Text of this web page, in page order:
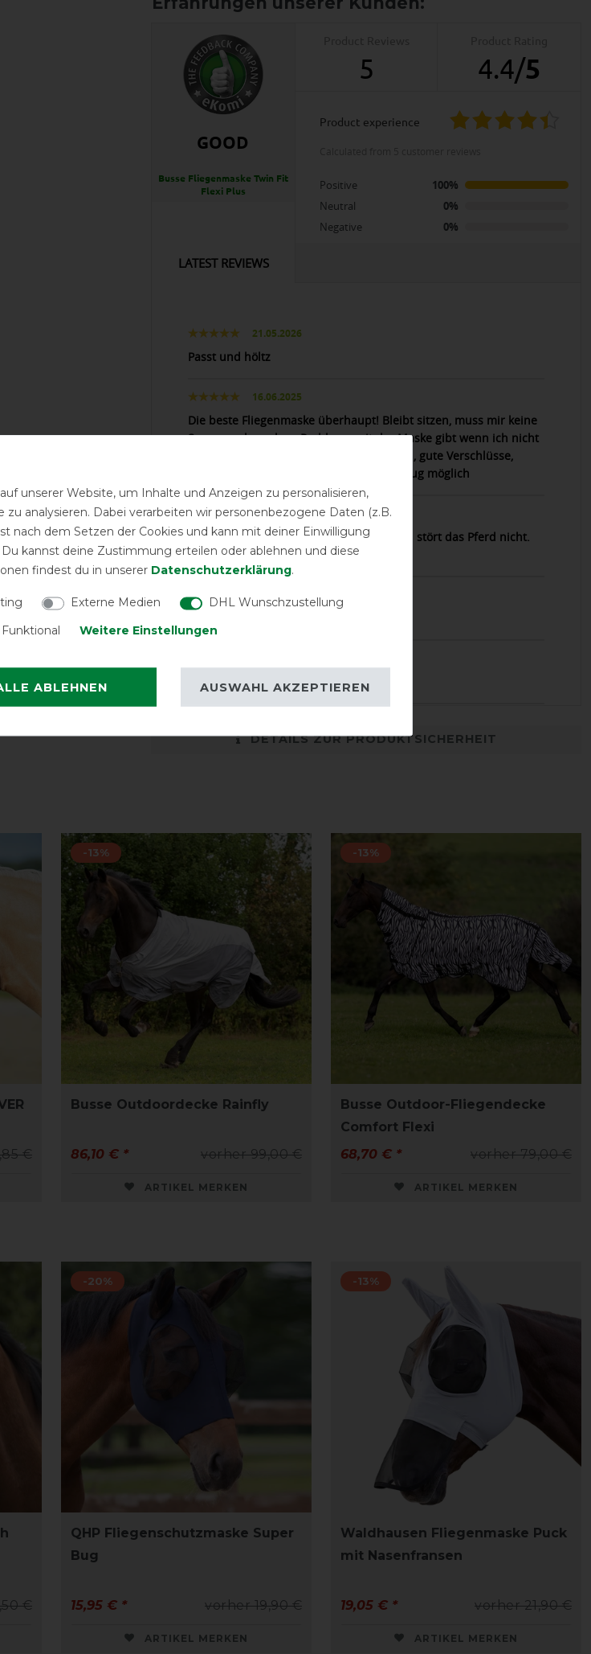
GOOD
Busse Fliegenmaske Twin Fit
Flexi Plus
5 4.4/5
product experience
Positive
100%
Neutral
0%
Negative
0%
LATEST REVIEWS
21.05.2026
Passt und höltz
16.06.2025
Die beste Fliegenmaske überhaupt! Bleibt sitzen, muss mir keine
Sorge machen ob es Probleme mit der Maske gibt wenn ich nicht
vor Ort bin. Angenehmes Stretch Material, gute Verschlüsse,
leichte Größenanpassung durch Gummizug möglich
23.08.2024
Die Mütze liegt gut am Pferdekopf an und stört das Pferd nicht.
Flieegen werden super von abhghalten.
15.04.2024
Sitzt gut und schützt gut.
DETAILS ZUR PRODUKTSICHERHEIT
€
-13%
Busse Outdoordecke Rainfly
vorher 99,00 €
86,10 € *
ARTIKEL MERKEN
-13%
Busse Outdoor-Fliegendecke
Comfort Flexi
vorher 79,00 €
68,70 € *
ARTIKEL MERKEN
€
-20%
QHP Fliegenschutzmaske Super
Bug
vorher 19,90 €
15,95 € *
ARTIKEL MERKEN
-13%
Waldhausen Fliegenmaske Puck
mit Nasenfransen
vorher 21,90 €
19,05 € *
ARTIKEL MERKEN
unserer Website, um Inhalte und Anzeigen zu personalisieren,
analysieren. Dabei verarbeiten wir personenbezogene Daten (z.B.
nach dem Setzen der Cookies und kann mit deiner Einwilligung
kannst deine Zustimmung erteilen oder ablehnen und diese
findest du in unserer Daten­schutz­erklärung.
Externe Medien
DHL Wunschzustellung
Funktional Weitere Einstellungen
ABLEHNEN AUSWAHL AKZEPTIEREN